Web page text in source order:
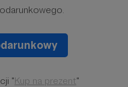
"Kup na prezent"